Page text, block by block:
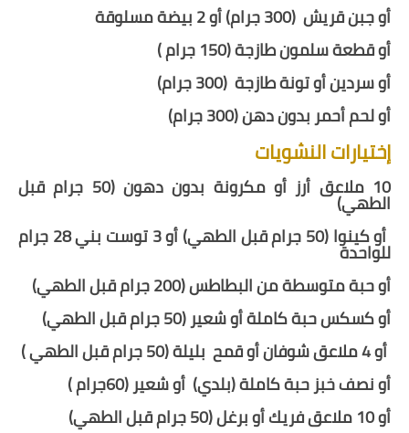
أو جبن قريش (300 جرام) أو 2 بيضة مسلوقة
أو قطعة سلمونطازجة(150 جرام )
أو سردين أو تونة طازجة (300 جرام)
أولحم أحمر بدون دهن (300 جرام)
إختيارات النشويات
10 ملاعق أرز أو مكرونة بدون دهون (50 جرام قبل
الطهي)
أو كينوا (50جرام قبل الطهي) أو 3 توست بني 28 جرام
للواحدة
أو حبة متوسطة من البطاطس (200 جرام قبل الطهي)
أو كسكس حبة كاملة أو شعير (50 جرام قبل الطهي)
أو 4 ملاعق شوفان أو قمح بليلة (50 جرام قبل الطهي )
أو نصف خبز حبة كاملة(بلدي) أو شعير(60 جرام)
أو10 ملاعق فريك أو برغل (50 جرام قبل الطهي)